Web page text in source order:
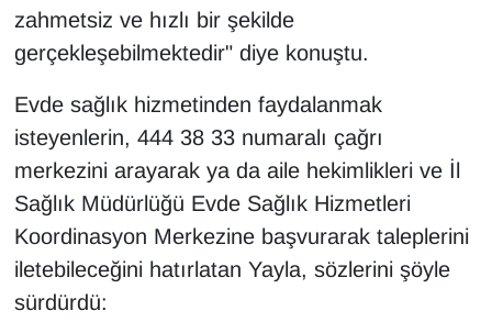
zahmetsiz ve hızlı bir şekilde
gerçekleşebilmektedir" diye konuştu.
Evde sağlık hizmetinden faydalanmak
isteyenlerin, 444 38 33 numaralı çağrı
merkezini arayarak ya da aile hekimlikleri ve İl
Sağlık Müdürlüğü Evde Sağlık Hizmetleri
Koordinasyon Merkezine başvurarak taleplerini
iletebileceğini hatırlatan Yayla, sözlerini şöyle
sürdürdü: